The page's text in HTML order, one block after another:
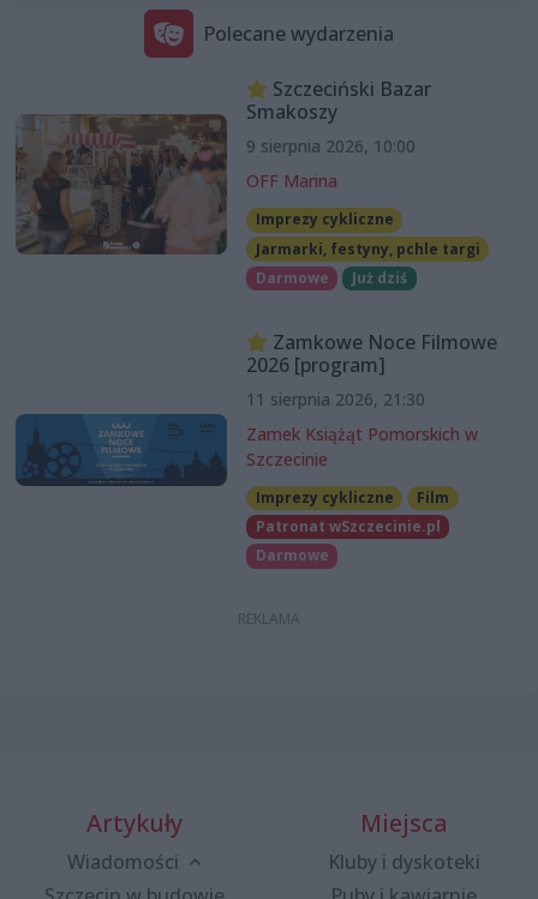
Polecane wydarzenia
Szczeciński Bazar
Smakoszy
9 sierpnia 2026, 10:00
OFF Marina
Imprezy cykliczne
Jarmarki, festyny, pchle targi
Darmowe
Już dziś
Zamkowe Noce Filmowe
2026 [program]
11 sierpnia 2026, 21:30
Zamek Książąt Pomorskich w
Szczecinie
Imprezy cykliczne
Film
Patronat wSzczecinie.pl
Darmowe
Artykuły
Wiadomości
Miejsca
Kluby i dyskoteki